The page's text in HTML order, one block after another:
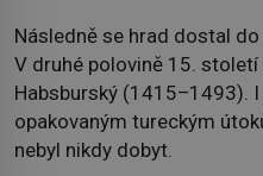
Následně se hrad dostal
V druhé polovině 15.
Habsburský (1415–1493).
opakovaným tureckým
nebyl nikdy dobyt.